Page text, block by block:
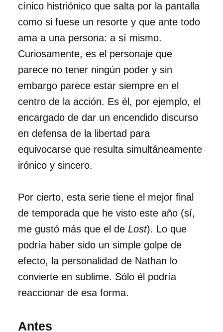
cínico histriónico que salta por la pantalla
como si fuese un resorte y que ante todo
ama a una persona: a sí mismo.
Curiosamente, es el personaje que
parece no tener ningún poder y sin
embargo parece estar siempre en el
centro de la acción. Es él, por ejemplo, el
encargado de dar un encendido discurso
en defensa de la libertad para
equivocarse que resulta simultáneamente
irónico y sincero.
Por cierto, esta serie tiene el mejor final
de temporada que he visto este año (sí,
me gustó más que el de Lost). Lo que
podría haber sido un simple golpe de
efecto, la personalidad de Nathan lo
convierte en sublime. Sólo él podría
reaccionar de esa forma.
Antes